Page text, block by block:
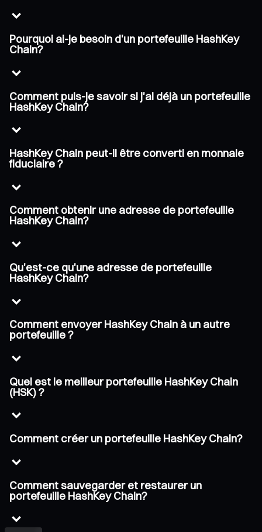
Pourquoi ai-je besoin d'un portefeuille HashKey
Chain?
Comment puis-je savoir si j'ai déjà un portefeuille
HashKey Chain?
HashKey Chain peut-il être converti en monnaie
fiduciaire ?
Comment obtenir une adresse de portefeuille
HashKey Chain?
Qu'est-ce qu'une adresse de portefeuille
HashKey Chain?
Comment envoyer HashKey Chain à un autre
portefeuille ?
Quel est le meilleur portefeuille HashKey Chain
(HSK) ?
Comment créer un portefeuille HashKey Chain?
Comment sauvegarder et restaurer un
portefeuille HashKey Chain?